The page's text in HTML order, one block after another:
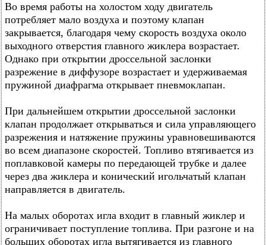
Во время работы на холостом ходу двигатель
потребляет мало воздуха и поэтому клапан
закрывается, благодаря чему скорость воздуха около
выходного отверстия главного жиклера возрастает.
Однако при открытии дроссельной заслонки
разрежение в диффузоре возрастает и удерживаемая
пружиной диафрагма открывает пневмоклапан.
При дальнейшем открытии дроссельной заслонки
клапан продолжает открываться и сила управляющего
разрежения и натяжение пружины уравновешиваются
во всем диапазоне скоростей. Топливо втягивается из
поплавковой камеры по передающей трубке и далее
через два жиклера и конический игольчатый клапан
направляется в двигатель.
На малых оборотах игла входит в главный жиклер и
ограничивает поступление топлива. При разгоне и на
больших оборотах игла вытягивается из главного